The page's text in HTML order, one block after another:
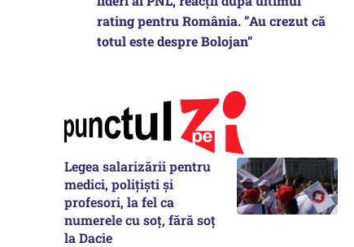
rating pentru România. ”Au crezut că
totul este despre Bolojan”
Legea salarizării pentru
medici, polițiști și
profesori, la fel ca
numerele cu soț, fără soț
la Dacie